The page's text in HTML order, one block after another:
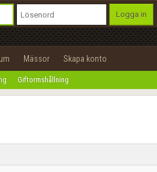
Logga in
Mässor Skapa konto
Giftormshållning